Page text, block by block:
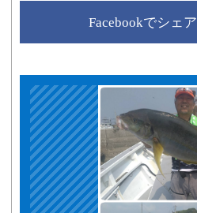
Facebookでシェア